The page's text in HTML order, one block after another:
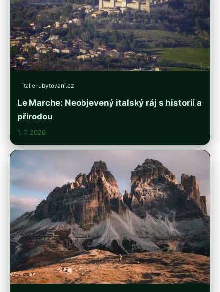
italie-ubytovani.cz
Le Marche: Neobjevený italský ráj s historií a
přírodou
1. 7. 2026